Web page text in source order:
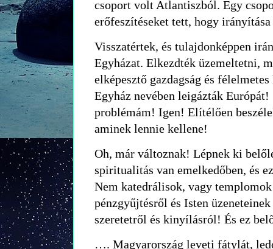
csoport volt Atlantiszból. Egy
erőfeszítéseket tett, hogy
Visszatértek, és tulajdonképpen
Egyházat. Elkezdték üzemeltetni,
elképesztő gazdagság és
Egyház nevében leigázták
problémám! Igen! Elítélően
aminek lennie kellene!
Oh, már változnak! Lépnek ki
spiritualitás van emelkedőben, és
Nem katedrálisok, vagy
pénzgyűjtésről és Isten
szeretetről és kinyílásról! És ez
…. Magyarország leveti fátylát,